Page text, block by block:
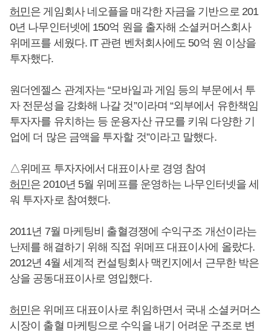
허민은 게임회사 네오플을 매각한 자금을 기반으로 201
0년 나무인터넷에 150억 원을 출자해 소셜커머스회사
위메프를 세웠다. IT 관련 벤처회사에도 50억 원 이상을
투자했다.
원더엔젤스 관계자는 “모바일과 게임 등의 부문에서 투
자 전문성을 강화해 나갈 것”이라며 “외부에서 유한책임
투자자를 유치하는 등 운용자산 규모를 키워 다양한 기
업에 더 많은 금액을 투자할 것”이라고 말했다.
△위메프 투자자에서 대표이사로 경영 참여
허민은 2010년 5월 위메프를 운영하는 나무인터넷을 세
워 투자자로 참여했다.
2011년 7월 마케팅비 출혈경쟁에 수익구조 개선이라는
난제를 해결하기 위해 직접 위메프 대표이사에 올랐다.
2012년 4월 세계적 컨설팅회사 맥킨지에서 근무한 박은
상을 공동대표이사로 영입했다.
허민은 위메프 대표이사로 취임하면서 국내 소셜커머스
시장이 출혈 마케팅으로 수익을 내기 어려운 구조로 변